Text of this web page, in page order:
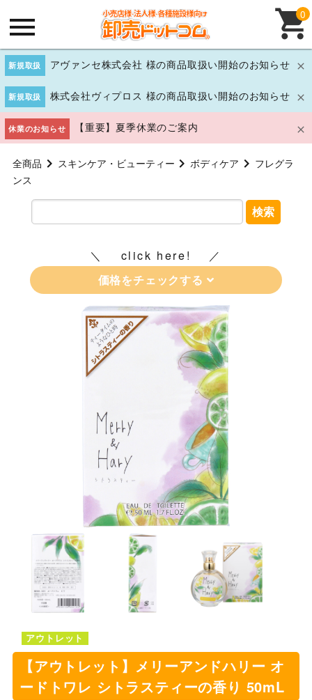
新規取扱 アヴァンセ株式会社 様の商品取扱い開始のお知らせ
新規取扱 株式会社ヴィプロス 様の商品取扱い開始のお知らせ
休業のお知らせ 【重要】夏季休業のご案内
0
全商品 スキンケア・ビューティー ボディケア
フレグラ
ンス
検索
click here!
価格をチェックする
アウトレット
【アウトレット】メリーアンドハリー オ
ードトワレ シトラスティーの香り 50mL